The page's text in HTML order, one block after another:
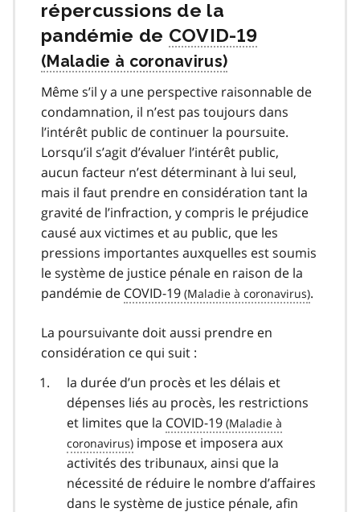
répercussions de la
pandémie de COVID-19
19
Même s’il y a une perspective raisonnable de
condamnation, il n’est pas toujours dans
l’intérêt public de continuer la poursuite.
Lorsqu’il s’agit d’évaluer l’intérêt public,
aucun facteur n’est déterminant à lui seul,
mais il faut prendre en considération tant la
gravité de l’infraction, y compris le préjudice
causé aux victimes et au public, que les
pressions importantes auxquelles est soumis
le système de justice pénale en raison de la
pandémie de COVID-19
covid
.
La poursuivante doit aussi prendre en
considération ce qui suit :
la durée d’un procès et les délais et
dépenses liés au procès, les restrictions
et limites que la COVID-19
covid
19
impose et imposera aux
activités des tribunaux, ainsi que la
nécessité de réduire le nombre d’affaires
dans le système de justice pénale, afin